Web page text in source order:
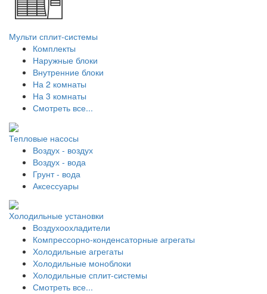
Мульти сплит-системы
Комплекты
Наружные блоки
Внутренние блоки
На 2 комнаты
На 3 комнаты
Смотреть все...
Тепловые насосы
Воздух - воздух
Воздух - вода
Грунт - вода
Аксессуары
Холодильные установки
Воздухоохладители
Компрессорно-конденсаторные агрегаты
Холодильные агрегаты
Холодильные моноблоки
Холодильные сплит-системы
Смотреть все...